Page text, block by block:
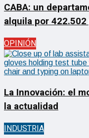
CABA: un
alquila por
OPINIÓN
La Innovación: el
la actualidad
INDUSTRIA